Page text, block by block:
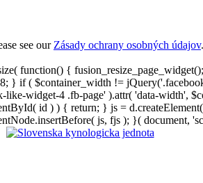
see our Zásady ochrany osobných údajov.
function() {
} if ( $container_width !=
widget-4 .fb-page' ).attr( 'data-
id ) ) { return; } js =
js, fjs ); }( document,